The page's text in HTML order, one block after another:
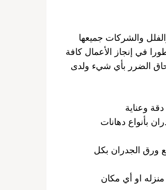
والشركات جميعها
في إنجاز الأعمال كافة
الضرر بأي شيء ولدى
وعناية
بأنواع دهانات
ورق الجدران بكل
منزله او أي مكان